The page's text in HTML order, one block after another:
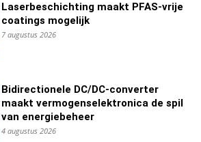
Laserbeschichting maakt PFAS-vrije
coatings mogelijk
7 augustus 2026
Bidirectionele DC/DC-converter
maakt vermogenselektronica de spil
van energiebeheer
4 augustus 2026